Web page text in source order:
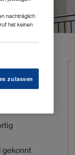
gekonnt
nachträglich
hat keinen
zulassen